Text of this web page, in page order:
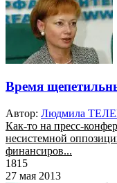
Время
Автор: Людмила
Как-то на пресс-
несистемной
финансиров...
1815
27 мая 2013